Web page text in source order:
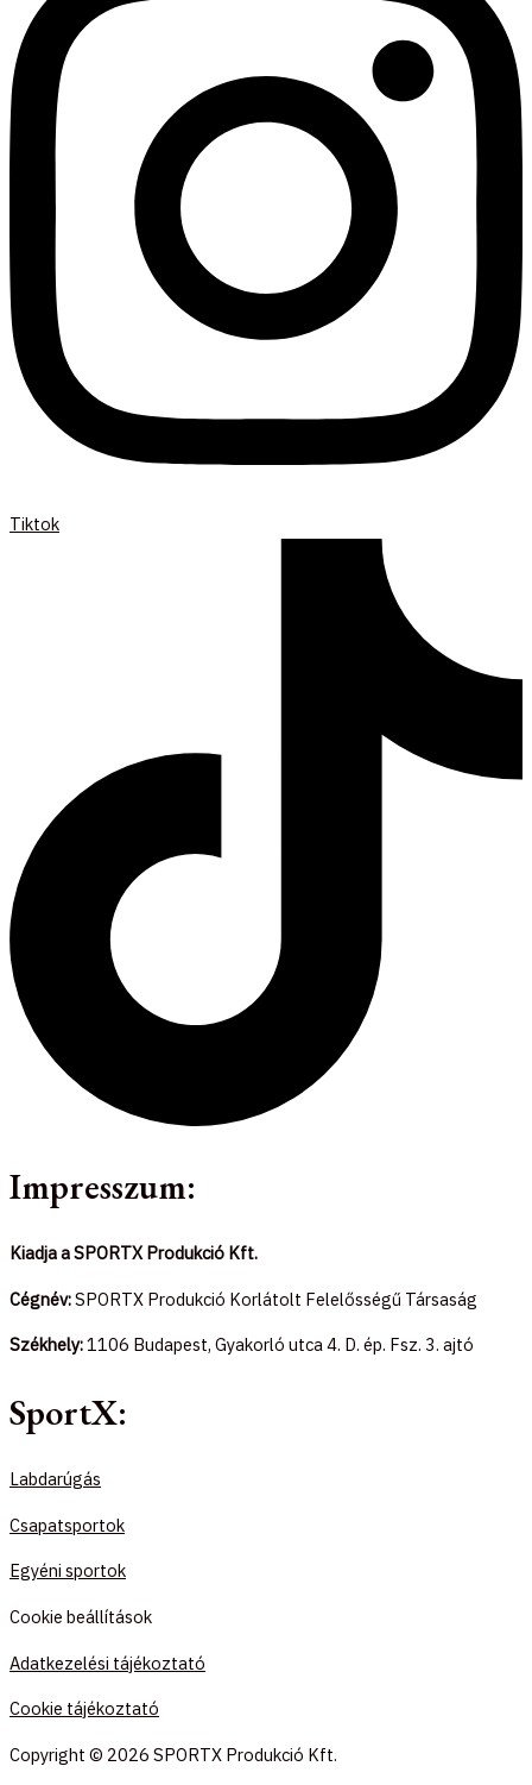
Tiktok
Impresszum:
Kiadja a SPORTX Produkció Kft.
Cégnév:SPORTX Produkció Korlátolt Felelősségű Társaság
Székhely:1106 Budapest, Gyakorló utca 4. D. ép. Fsz. 3. ajtó
SportX:
Labdarúgás
Csapatsportok
Egyéni sportok
Cookie beállítások
Adatkezelési tájékoztató
Cookie tájékoztató
Copyright © 2026 SPORTX Produkció Kft.